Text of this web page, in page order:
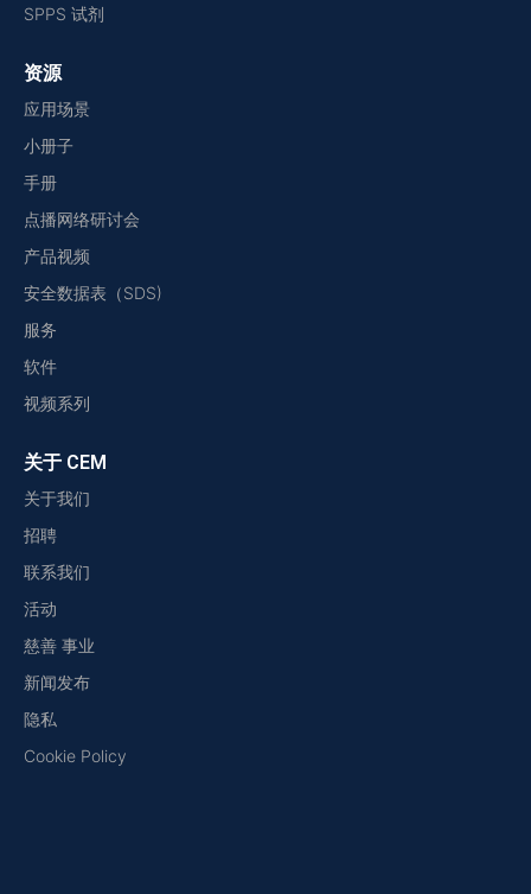
SPPS 试剂
资源
应用场景
小册子
手册
点播网络研讨会
产品视频
安全数据表（SDS)
服务
软件
视频系列
关于 CEM
关于我们
招聘
联系我们
活动
慈善 事业
新闻发布
隐私
Cookie Policy